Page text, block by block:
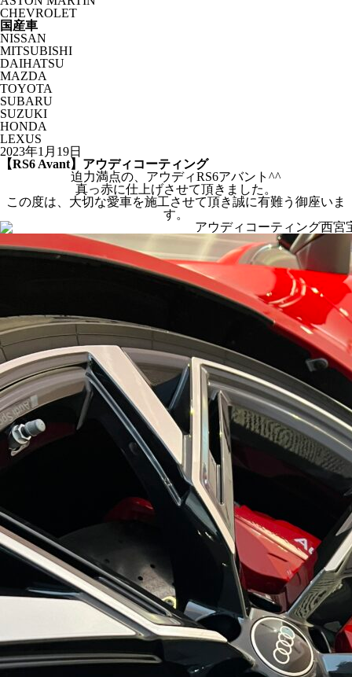
CHEVROLET
国産車
NISSAN
MITSUBISHI
DAIHATSU
MAZDA
TOYOTA
SUBARU
SUZUKI
HONDA
LEXUS
2023年1月19日
【RS6 Avant】アウディコーティング
迫力満点の、アウディRS6アバント^^
真っ赤に仕上げさせて頂きました。
この度は、大切な愛車を施工させて頂き誠に有難う御座いま
す。